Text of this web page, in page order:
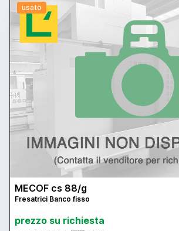
usato
MECOF cs 88/g
Fresatrici Banco fisso
prezzo su richiesta